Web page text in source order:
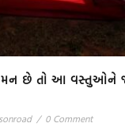
છે તો આ વસ્તુઓને
/ 0 Comment